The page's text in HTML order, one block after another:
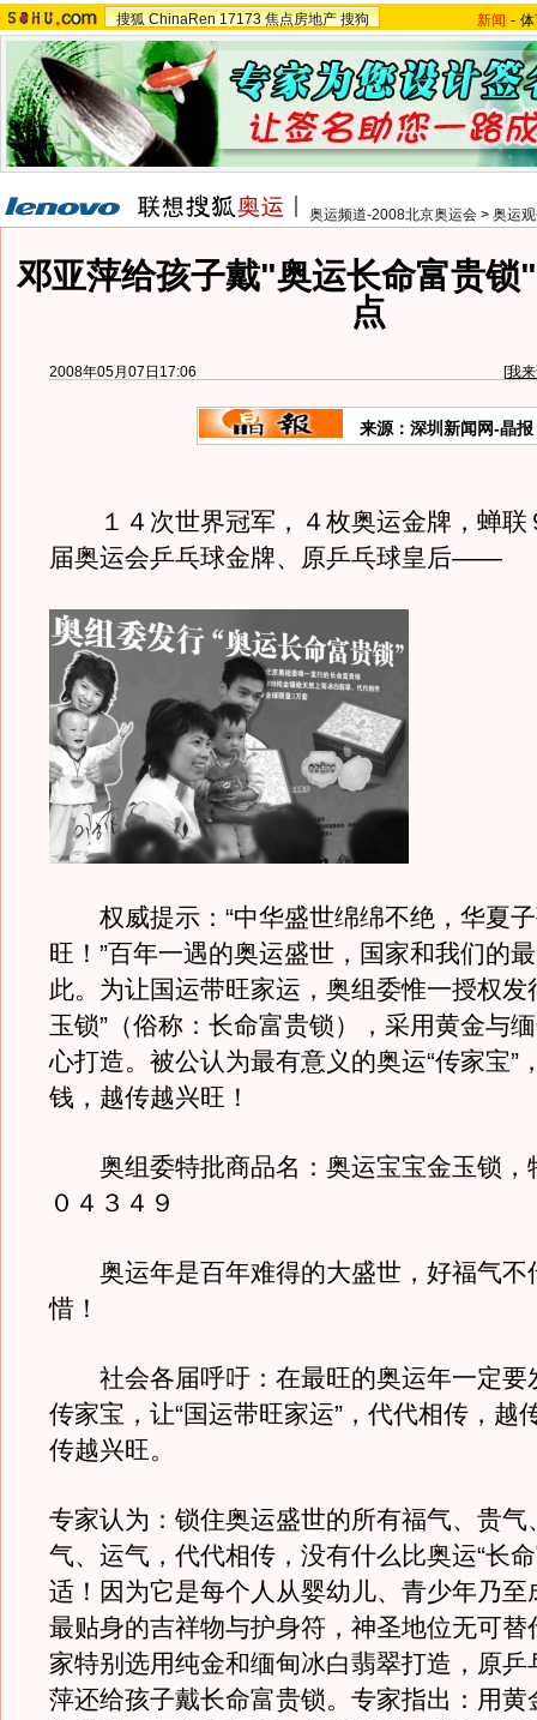
搜狐 ChinaRen 17173 焦点房地产 搜狗 新闻 -
奥运频道-2008北京奥运会 > 奥运
邓亚萍给孩子戴"奥运长命富贵锁
点
2008年05月07日17:06 [我
来源：深圳新闻网-晶报
１４次世界冠军，４枚奥运金牌，蝉联
届奥运会乒乓球金牌、原乒乓球皇后——
权威提示：“中华盛世绵绵不绝，华夏
旺！”百年一遇的奥运盛世，国家和我们的
此。为让国运带旺家运，奥组委惟一授权发
玉锁”（俗称：长命富贵锁），采用黄金与
心打造。被公认为最有意义的奥运“传家宝”
钱，越传越兴旺！
奥组委特批商品名：奥运宝宝金玉锁，
０４３４９
奥运年是百年难得的大盛世，好福气不
惜！
社会各届呼吁：在最旺的奥运年一定要
传家宝，让“国运带旺家运”，代代相传，越
传越兴旺。
专家认为：锁住奥运盛世的所有福气、贵气
气、运气，代代相传，没有什么比奥运“长
适！因为它是每个人从婴幼儿、青少年乃至
最贴身的吉祥物与护身符，神圣地位无可替
家特别选用纯金和缅甸冰白翡翠打造，原乒
萍还给孩子戴长命富贵锁。专家指出：用黄